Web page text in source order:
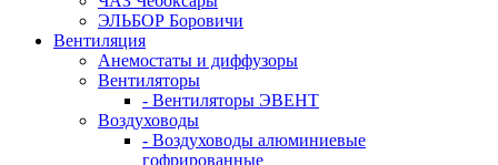
ЭЛЬБОР Боровичи
Вентиляция
Анемостаты и диффузоры
Вентиляторы
- Вентиляторы ЭВЕНТ
Воздуховоды
- Воздуховоды алюминиевые
гофрированные